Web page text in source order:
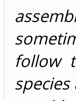
follow